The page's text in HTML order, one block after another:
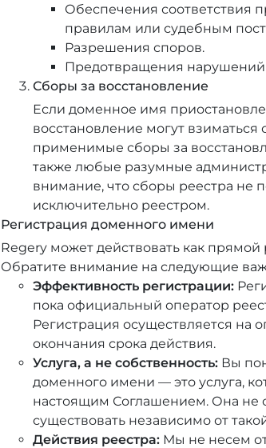
Обеспечения соответствия
правилам или судебным
Разрешения споров.
Предотвращения нарушений
Сборы за восстановление
Если доменное имя
восстановление могут
применимые сборы за
также любые разумные
внимание, что сборы реестра не
исключительно реестром.
Регистрация доменного имени
Regery может действовать как
Обратите внимание на следующие
Эффективность регистрации:
пока официальный оператор
Регистрация осуществляется на
окончания срока действия.
Услуга, а не собственность:Вы
доменного имени — это услуга,
настоящим Соглашением. Она не
существовать независимо от
Действия реестра:Мы не несем